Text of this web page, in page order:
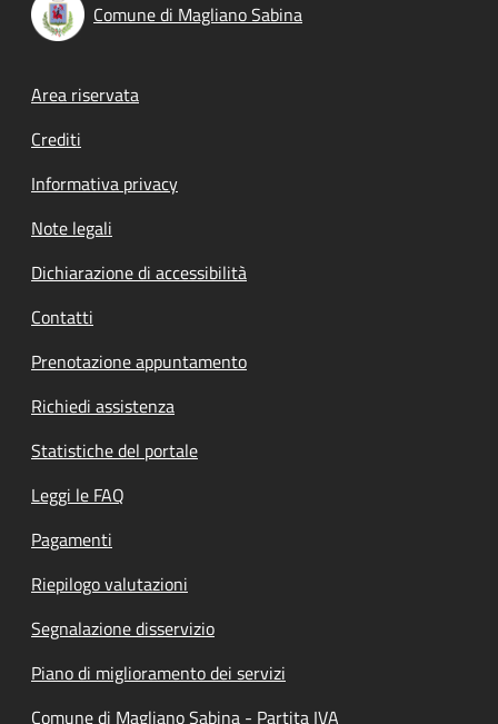
Comune di Magliano Sabina
Footer menu
Area riservata
Crediti
Informativa privacy
Note legali
Dichiarazione di accessibilità
Contatti
Prenotazione appuntamento
Richiedi assistenza
Statistiche del portale
Leggi le FAQ
Pagamenti
Riepilogo valutazioni
Segnalazione disservizio
Piano di miglioramento dei servizi
Comune di Magliano Sabina - Partita IVA